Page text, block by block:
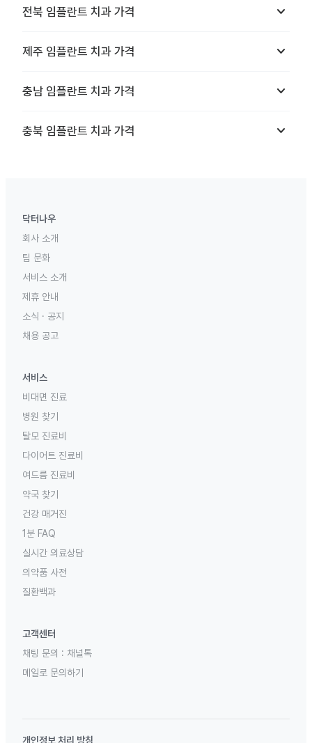
전북 임플란트 치과 가격 keyboard_arrow_down
제주 임플란트 치과 가격 keyboard_arrow_down
충남 임플란트 치과 가격 keyboard_arrow_down
충북 임플란트 치과 가격 keyboard_arrow_down
닥터나우
회사 소개
팀 문화
서비스 소개
제휴 안내
소식 · 공지
채용 공고
서비스
비대면 진료
병원 찾기
탈모 진료비
다이어트 진료비
여드름 진료비
약국 찾기
건강 매거진
1분 FAQ
실시간 의료상담
의약품 사전
질환백과
고객센터
채팅 문의 : 채널톡
메일로 문의하기
개인정보 처리 방침